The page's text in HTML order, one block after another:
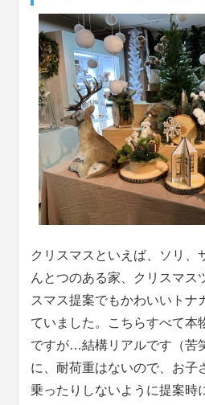
クリスマスといえば、ソリ、
んとつのある家、クリスマス
スマス提案でもかわいいトナ
ていました。こちらすべて本
ですが…結構リアルです（苦
に、耐荷重はないので、お子
乗ったりしないように提案時